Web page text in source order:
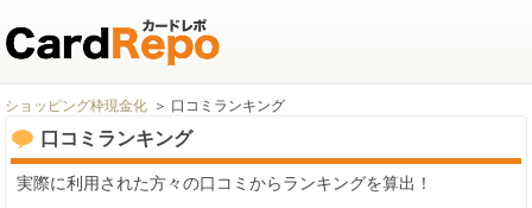
ショッピング枠現金化 口コミランキング
口コミランキング
実際に利用された方々の口コミからランキングを算出！